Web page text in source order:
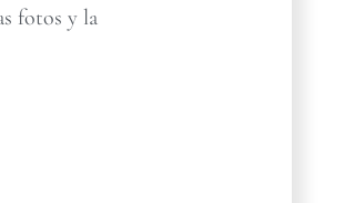
fotos y la